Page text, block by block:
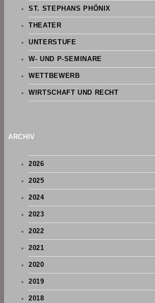
ST. STEPHANS PHÖNIX
THEATER
UNTERSTUFE
W- UND P-SEMINARE
WETTBEWERB
WIRTSCHAFT UND RECHT
ARCHIV
2026
2025
2024
2023
2022
2021
2020
2019
2018